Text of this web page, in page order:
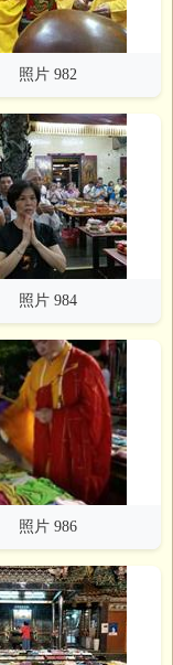
照片 982
照片 984
照片 986